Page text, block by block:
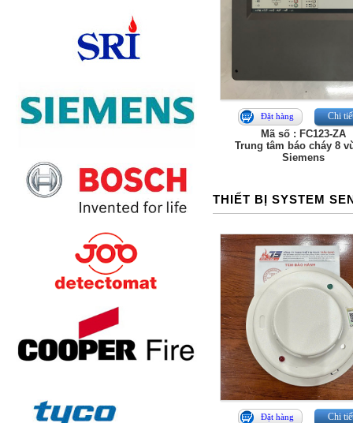
Đặt hàng Chi
Mã số : FC123-ZA
Trung tâm báo cháy 8
Siemens
THIẾT BỊ SYSTEM
Đặt hàng Chi